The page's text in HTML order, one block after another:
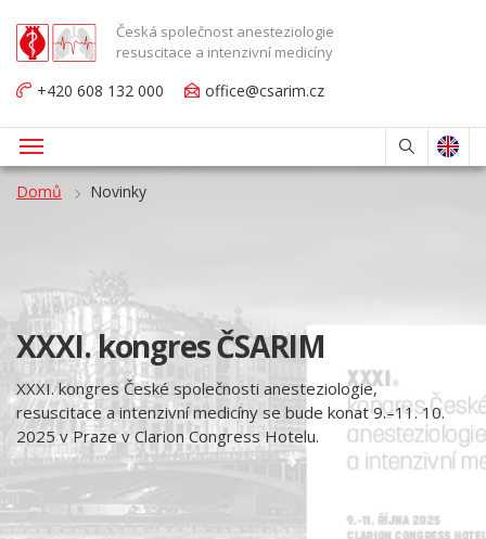
Česká společnost anesteziologie
resuscitace a intenzivní medicíny
+420 608 132 000 office@csarim.cz
Domů Novinky
XXXI. kongres ČSARIM
XXXI. kongres České společnosti anesteziologie,
resuscitace a intenzivní medicíny se bude konat 9.–11. 10.
2025 v Praze v Clarion Congress Hotelu.